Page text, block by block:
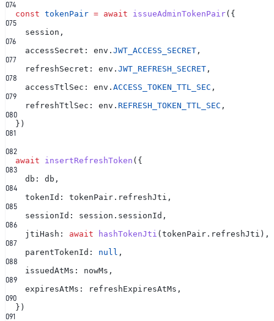
074
const tokenPair = await issueAdminTokenPair({
075
session,
076
accessSecret: env. JWT_ACCESS_SECRET ,
077
refreshSecret: env. JWT_REFRESH_SECRET ,
078
accessTtlSec: env. ACCESS_TOKEN_TTL_SEC ,
079
refreshTtlSec: env. REFRESH_TOKEN_TTL_SEC ,
080
})
081
082
await insertRefreshToken ({
083
db: db,
084
tokenId: tokenPair.refreshJti,
085
sessionId: session.sessionId,
086
jtiHash: await hashTokenJti (tokenPair.refreshJti),
087
parentTokenId: null ,
088
issuedAtMs: nowMs,
089
expiresAtMs: refreshExpiresAtMs,
090
})
091